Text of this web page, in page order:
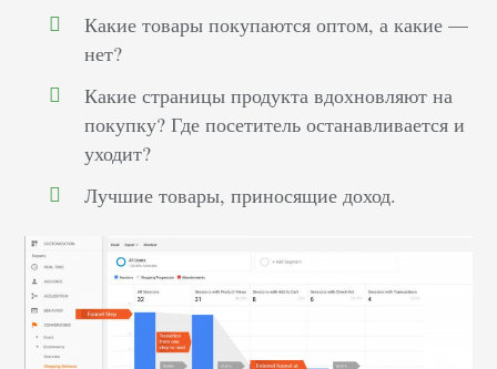
Какие товары покупаются оптом, а какие —
нет?
Какие страницы продукта вдохновляют на
покупку? Где посетитель останавливается и
уходит?
Лучшие товары, приносящие доход.